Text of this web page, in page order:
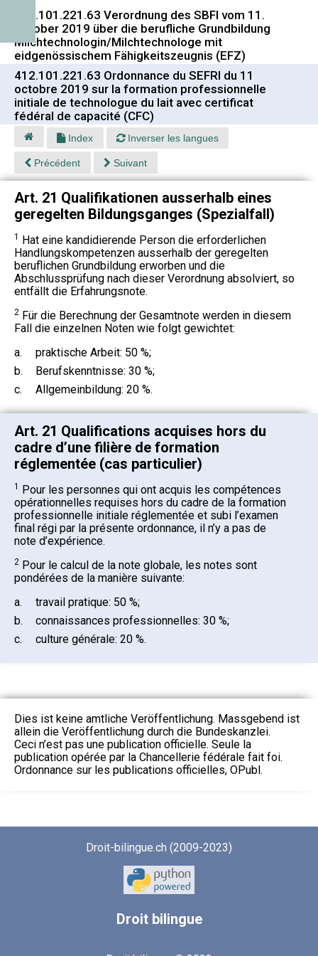
412.101.221.63 Verordnung des SBFI vom 11.
Oktober 2019 über die berufliche Grundbildung
Milchtechnologin/Milchtechnologe mit
eidgenössischem Fähigkeitszeugnis (EFZ)
412.101.221.63 Ordonnance du SEFRI du 11
octobre 2019 sur la formation professionnelle
initiale de technologue du lait avec certificat
fédéral de capacité (CFC)
Index Inverser les langues
Précédent Suivant
Art. 21 Qualifikationen ausserhalb eines
geregelten Bildungsganges (Spezialfall)
1 Hat eine kandidierende Person die erforderlichen
Handlungskompetenzen ausserhalb der geregelten
beruflichen Grundbildung erworben und die
Abschlussprüfung nach dieser Verordnung absolviert, so
entfällt die Erfahrungsnote.
2 Für die Berechnung der Gesamtnote werden in diesem
Fall die einzelnen Noten wie folgt gewichtet:
a.
praktische Arbeit: 50 %;
b.
Berufskenntnisse: 30 %;
c.
Allgemeinbildung: 20 %.
Art. 21 Qualifications acquises hors du
cadre d’une filière de formation
réglementée (cas particulier)
1 Pour les personnes qui ont acquis les compétences
opérationnelles requises hors du cadre de la formation
professionnelle initiale réglementée et subi l’examen
final régi par la présente ordonnance, il n’y a pas de
note d’expérience.
2 Pour le calcul de la note globale, les notes sont
pondérées de la manière suivante:
a.
travail pratique: 50 %;
b.
connaissances professionnelles: 30 %;
c.
culture générale: 20 %.
Dies ist keine amtliche Veröffentlichung. Massgebend ist
allein die Veröffentlichung durch die Bundeskanzlei.
Ceci n’est pas une publication officielle. Seule la
publication opérée par la Chancellerie fédérale fait foi.
Ordonnance sur les publications officielles, OPubl.
Droit-bilingue.ch (2009-2023)
Droitbilingue